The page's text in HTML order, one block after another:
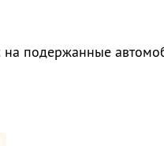
на подержанные